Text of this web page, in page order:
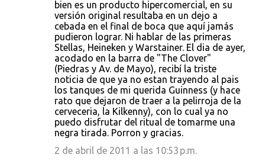
bien es un producto hipercomercial, en su
versión original resultaba en un dejo a
cebada en el final de boca que aquí jamás
pudieron lograr. Ni hablar de las primeras
Stellas, Heineken y Warstainer. El dia de ayer,
acodado en la barra de "The Clover"
(Piedras y Av. de Mayo), recibí la triste
noticia de que ya no estan trayendo al pais
los tanques de mi querida Guinness (y hace
rato que dejaron de traer a la pelirroja de la
cerveceria, la Kilkenny), con lo cual ya no
puedo disfrutar del ritual de tomarme una
negra tirada. Porron y gracias.
2 de abril de 2011 a las 10:53 p.m.